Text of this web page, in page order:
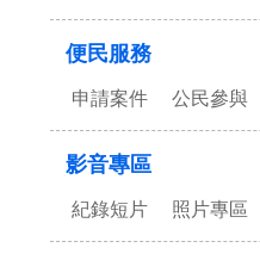
便民服務
申請案件 公民參與
影音專區
紀錄短片 照片專區